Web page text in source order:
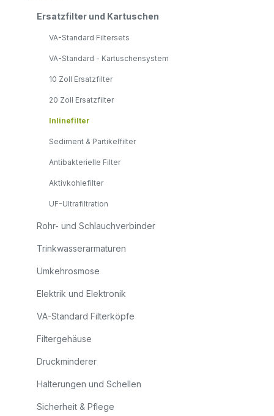
Ersatzfilter und Kartuschen
VA-Standard Filtersets
VA-Standard - Kartuschensystem
10 Zoll Ersatzfilter
20 Zoll Ersatzfilter
Inlinefilter
Sediment & Partikelfilter
Antibakterielle Filter
Aktivkohlefilter
UF-Ultrafiltration
Rohr- und Schlauchverbinder
Trinkwasserarmaturen
Umkehrosmose
Elektrik und Elektronik
VA-Standard Filterköpfe
Filtergehäuse
Druckminderer
Halterungen und Schellen
Sicherheit & Pflege